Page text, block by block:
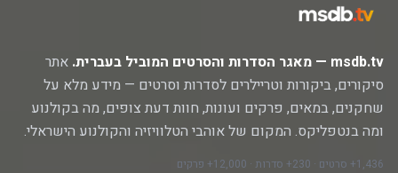
msdb.tv — מאגר הסדרות והסרטים המוביל בעברית.
אתר
סיקורים, ביקורות וטריילרים לסדרות וסרטים — מידע מלא על
שחקנים, במאים, פרקים ועונות, חוות דעת צופים, מה בקולנוע
ומה בנטפליקס. המקום של אוהבי הטלוויזיה והקולנוע הישראלי.
1,436+ סרטים · 230+ סדרות · 12,000+ פרקים